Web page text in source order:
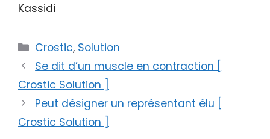
Kassidi
Catégories
Crostic, Solution
Se dit d’un muscle en contraction [
Crostic Solution ]
Peut désigner un représentant élu [
Crostic Solution ]